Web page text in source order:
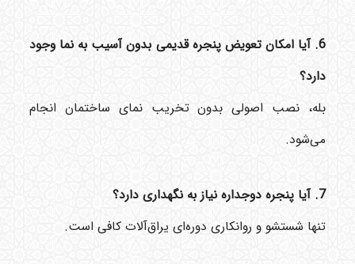
6. آیا امکان تعویض پنجره قدیمی بدون آسیب به نما وجود
دارد؟
بله، نصب اصولی بدون تخریب نمای ساختمان انجام
می‌شود.
7. آیا پنجره دوجداره نیاز به نگهداری دارد؟
تنها شستشو و روانکاری دوره‌ای یراق‌آلات کافی است.